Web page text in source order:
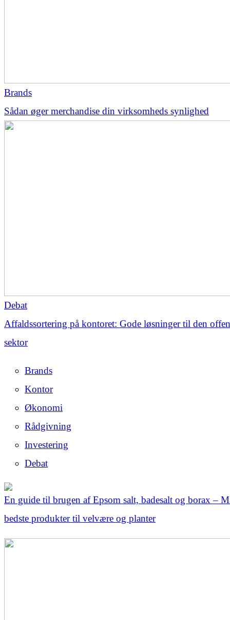
Brands
Sådan øger merchandise din virksomheds synlighed
Debat
Affaldssortering på kontoret: Gode løsninger til den
sektor
Brands
Kontor
Økonomi
Rådgivning
Investering
Debat
En guide til brugen af Epsom salt, badesalt og borax –
bedste produkter til velvære og planter